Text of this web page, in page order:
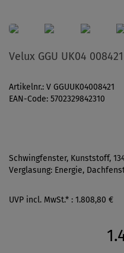
Velux GGU UK04
Artikelnr.: V GGUUK04008421
EAN-Code: 5702329842310
Schwingfenster, Kunststoff,
Verglasung: Energie,
UVP incl. MwSt.* : 1.808,80 €